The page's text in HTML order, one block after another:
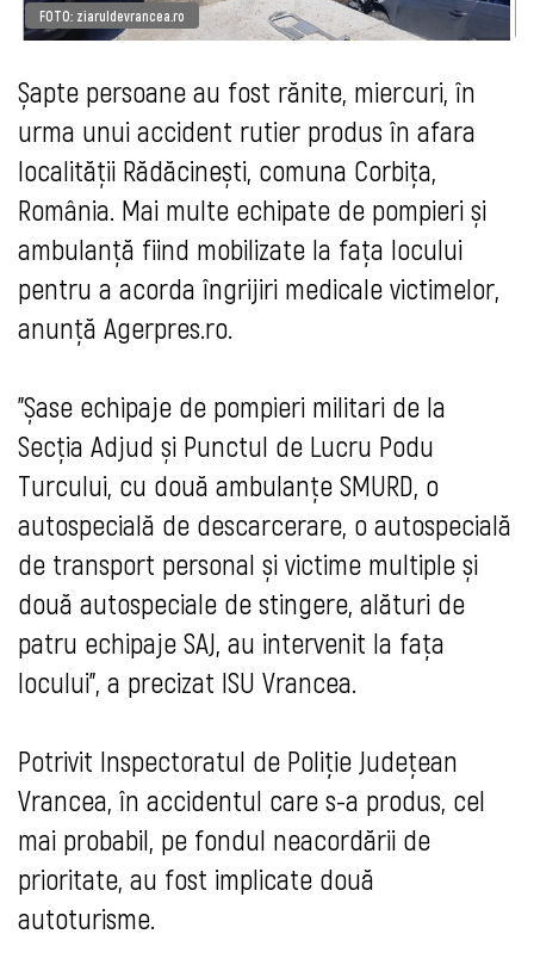
FOTO: ziaruldevrancea.ro
Șapte persoane au fost rănite, miercuri, în
urma unui accident rutier produs în afara
localității Rădăcinești, comuna Corbița,
România. Mai multe echipate de pompieri și
ambulanță fiind mobilizate la fața locului
pentru a acorda îngrijiri medicale victimelor,
anunță Agerpres.ro.
”Șase echipaje de pompieri militari de la
Secția Adjud și Punctul de Lucru Podu
Turcului, cu două ambulanțe SMURD, o
autospecială de descarcerare, o autospecială
de transport personal și victime multiple și
două autospeciale de stingere, alături de
patru echipaje SAJ, au intervenit la fața
locului”, a precizat ISU Vrancea.
Potrivit Inspectoratul de Poliție Județean
Vrancea, în accidentul care s-a produs, cel
mai probabil, pe fondul neacordării de
prioritate, au fost implicate două
autoturisme.